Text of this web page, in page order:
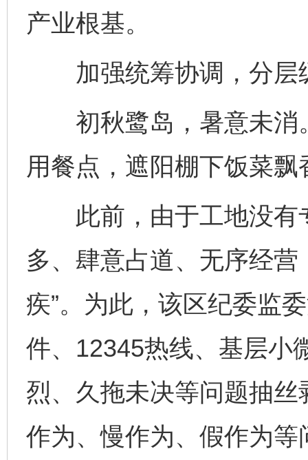
产业根基。
加强统筹协调，分层
初秋鹭岛，暑意未消
用餐点，遮阳棚下饭菜
此前，由于工地没有
多、肆意占道、无序经
疾”。为此，该区纪委监
件、12345热线、基层小
烈、久拖未决等问题抽
作为、慢作为、假作为